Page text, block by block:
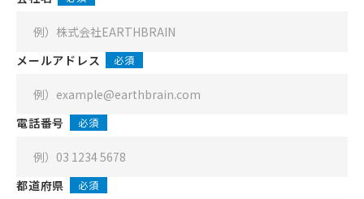
メールアドレス 必須
電話番号 必須
都道府県 必須